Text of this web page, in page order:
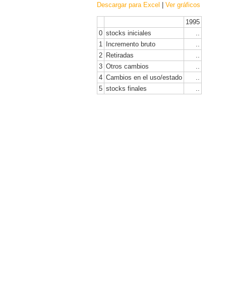
Descargar para Excel | Ver gráficos
1995
0 stocks iniciales
1
Incremento bruto
2 Retiradas
3 Otros cambios
4 Cambios en el uso/estado
5 stocks finales